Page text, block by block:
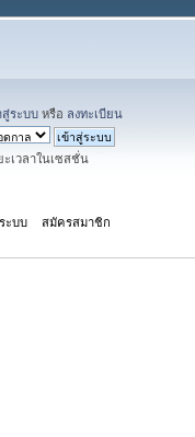
สู่ระบบ หรือ ลงทะเบียน
เวลาในเซสชั่น
ะบบ สมัครสมาชิก